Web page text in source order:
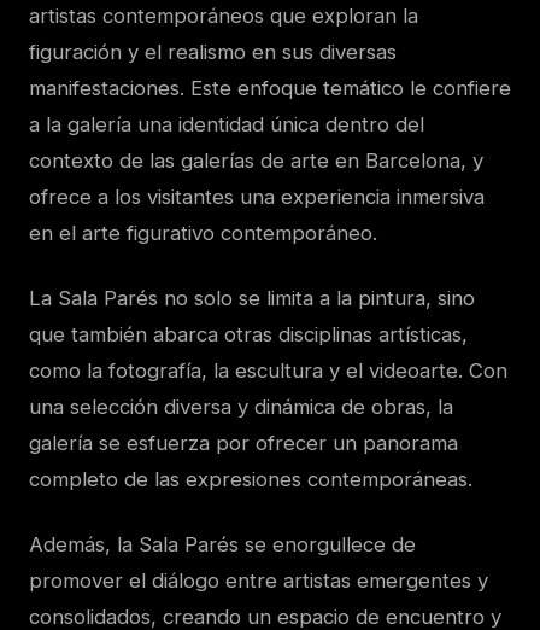
artistas contemporáneos que exploran la
figuración y el realismo en sus diversas
manifestaciones. Este enfoque temático le confiere
a la galería una identidad única dentro del
contexto de las galerías de arte en Barcelona, y
ofrece a los visitantes una experiencia inmersiva
en el arte figurativo contemporáneo.
La Sala Parés no solo se limita a la pintura, sino
que también abarca otras disciplinas artísticas,
como la fotografía, la escultura y el videoarte. Con
una selección diversa y dinámica de obras, la
galería se esfuerza por ofrecer un panorama
completo de las expresiones contemporáneas.
Además, la Sala Parés se enorgullece de
promover el diálogo entre artistas emergentes y
consolidados, creando un espacio de encuentro y